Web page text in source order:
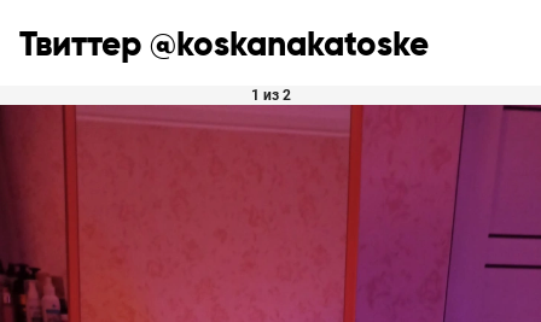
Твиттер @koskanakatoske
1 из 2